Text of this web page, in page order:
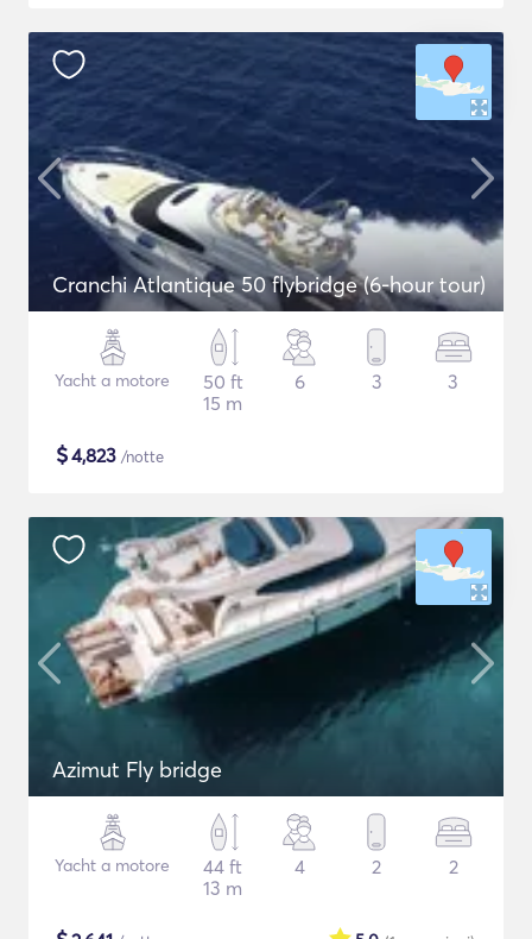
Cranchi Atlantique 50 flybridge (6-hour tour)
Yacht a motore
50 ft
15 m
6 3 3
$4,823 /notte
Azimut Fly bridge
Yacht a motore
44 ft
13 m
4 2 2